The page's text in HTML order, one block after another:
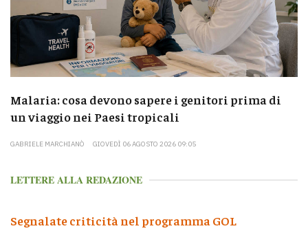
Malaria: cosa devono sapere i genitori prima di
un viaggio nei Paesi tropicali
GABRIELE MARCHIANÒ GIOVEDÌ 06 AGOSTO 2026 09:05
LETTERE ALLA REDAZIONE
Segnalate criticità nel programma GOL